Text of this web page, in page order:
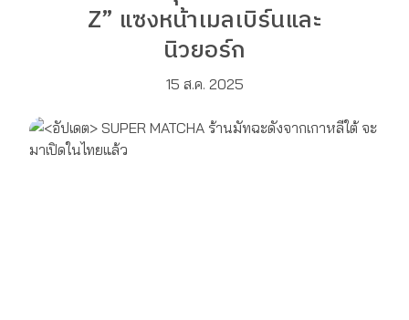
Z” แซงหน้าเมลเบิร์นและ
นิวยอร์ก
15 ส.ค. 2025